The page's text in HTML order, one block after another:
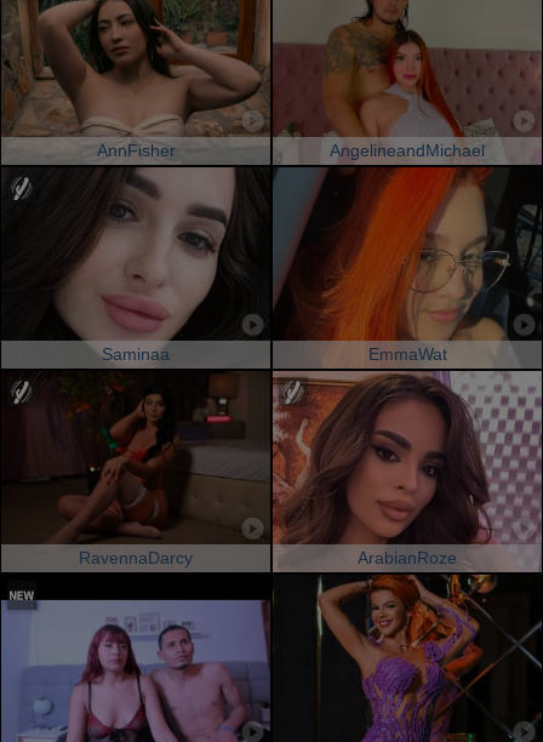
AnnFisher AngelineandMichael
Saminaa EmmaWat
RavennaDarcy ArabianRoze